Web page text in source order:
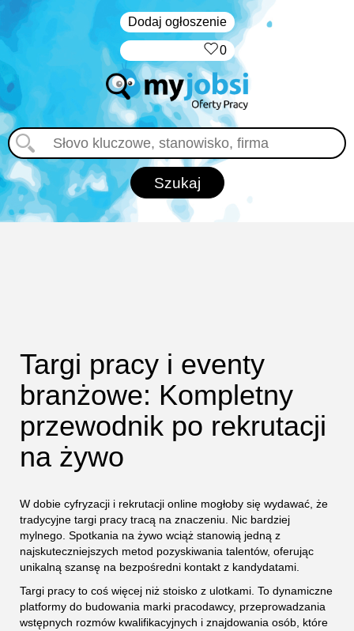
Dodaj ogłoszenie
0
Targi pracy i eventy
branżowe: Kompletny
przewodnik po rekrutacji
na żywo
W dobie cyfryzacji i rekrutacji online mogłoby się wydawać, że
tradycyjne targi pracy tracą na znaczeniu. Nic bardziej
mylnego. Spotkania na żywo wciąż stanowią jedną z
najskuteczniejszych metod pozyskiwania talentów, oferując
unikalną szansę na bezpośredni kontakt z kandydatami.
Targi pracy to coś więcej niż stoisko z ulotkami. To dynamiczne
platformy do budowania marki pracodawcy, przeprowadzania
wstępnych rozmów kwalifikacyjnych i znajdowania osób, które